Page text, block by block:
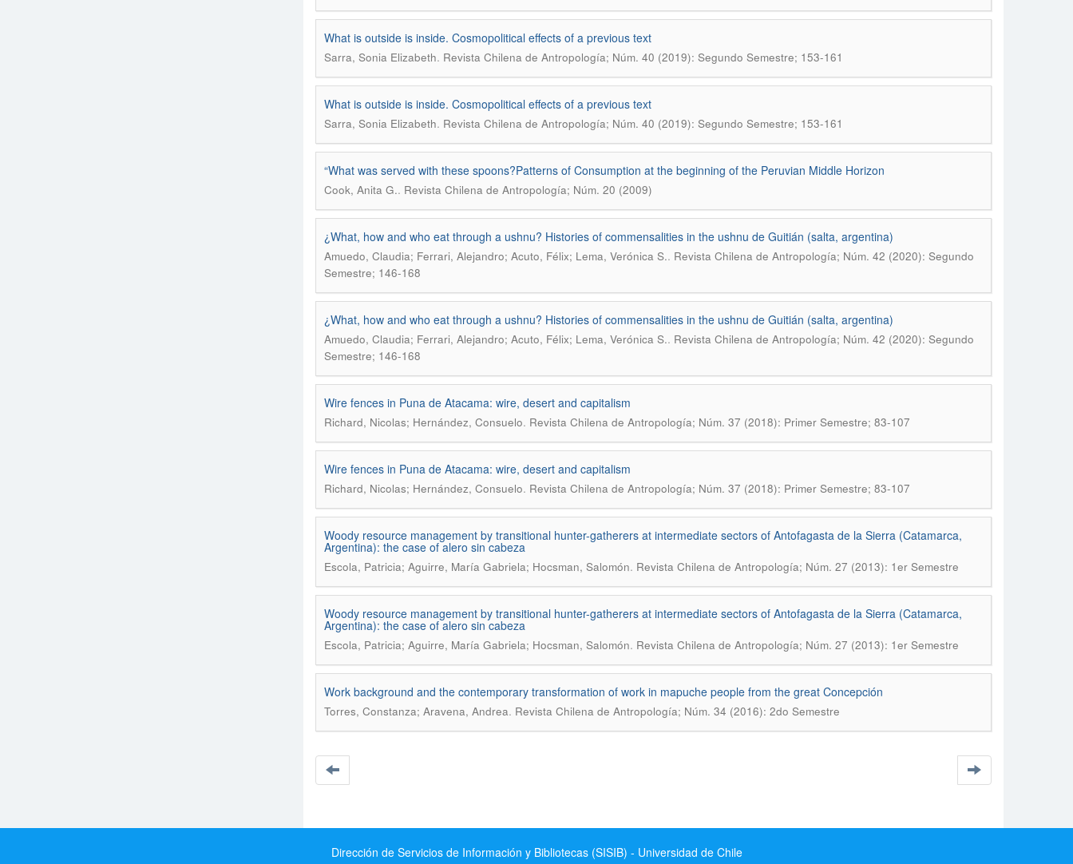
What is outside is inside. Cosmopolitical effects of a previous text
Sarra, Sonia Elizabeth. Revista Chilena de Antropología; Núm. 40 (2019): Segundo Semestre; 153-161
What is outside is inside. Cosmopolitical effects of a previous text
Sarra, Sonia Elizabeth. Revista Chilena de Antropología; Núm. 40 (2019): Segundo Semestre; 153-161
“What was served with these spoons?Patterns of Consumption at the beginning of the Peruvian Middle Horizon
Cook, Anita G.. Revista Chilena de Antropología; Núm. 20 (2009)
¿What, how and who eat through a ushnu? Histories of commensalities in the ushnu de Guitián (salta, argentina)
Amuedo, Claudia; Ferrari, Alejandro; Acuto, Félix; Lema, Verónica S.. Revista Chilena de Antropología; Núm. 42 (2020): Segundo
Semestre; 146-168
¿What, how and who eat through a ushnu? Histories of commensalities in the ushnu de Guitián (salta, argentina)
Amuedo, Claudia; Ferrari, Alejandro; Acuto, Félix; Lema, Verónica S.. Revista Chilena de Antropología; Núm. 42 (2020): Segundo
Semestre; 146-168
Wire fences in Puna de Atacama: wire, desert and capitalism
Richard, Nicolas; Hernández, Consuelo. Revista Chilena de Antropología; Núm. 37 (2018): Primer Semestre; 83-107
Wire fences in Puna de Atacama: wire, desert and capitalism
Richard, Nicolas; Hernández, Consuelo. Revista Chilena de Antropología; Núm. 37 (2018): Primer Semestre; 83-107
Woody resource management by transitional hunter-gatherers at intermediate sectors of Antofagasta de la Sierra (Catamarca,
Argentina): the case of alero sin cabeza
Escola, Patricia; Aguirre, María Gabriela; Hocsman, Salomón. Revista Chilena de Antropología; Núm. 27 (2013): 1er Semestre
Woody resource management by transitional hunter-gatherers at intermediate sectors of Antofagasta de la Sierra (Catamarca,
Argentina): the case of alero sin cabeza
Escola, Patricia; Aguirre, María Gabriela; Hocsman, Salomón. Revista Chilena de Antropología; Núm. 27 (2013): 1er Semestre
Work background and the contemporary transformation of work in mapuche people from the great Concepción
Torres, Constanza; Aravena, Andrea. Revista Chilena de Antropología; Núm. 34 (2016): 2do Semestre
Dirección de Servicios de Información y Bibliotecas (SISIB) - Universidad de Chile